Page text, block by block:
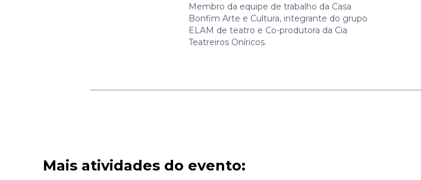
Membro da equipe de trabalho da Casa
Bonfim Arte e Cultura, integrante do grupo
ELAM de teatro e Co-produtora da Cia
Teatreiros Oníricos.
Mais atividades do evento: